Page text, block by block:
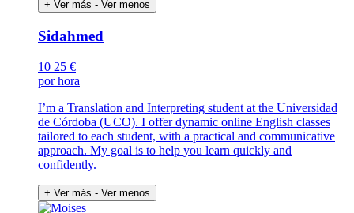
+ Ver más - Ver menos
Sidahmed
10 25 €
por hora
I’m a Translation and Interpreting student at the Universidad
de Córdoba (UCO). I offer dynamic online English classes
tailored to each student, with a practical and communicative
approach. My goal is to help you learn quickly and
confidently.
+ Ver más - Ver menos